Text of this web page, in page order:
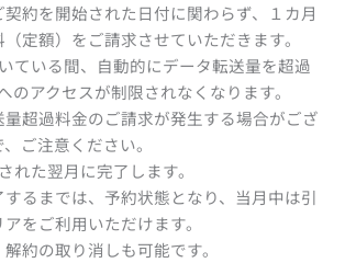
約を開始された日付に関わらず、１カ月
定額）をご請求させていただきます。
ている間、自動的にデータ転送量を超過
のアクセスが制限されなくなります。
量超過料金のご請求が発生する場合がござ
ご注意ください。
れた翌月に完了します。
るまでは、予約状態となり、当月中は引
をご利用いただけます。
約の取り消しも可能です。